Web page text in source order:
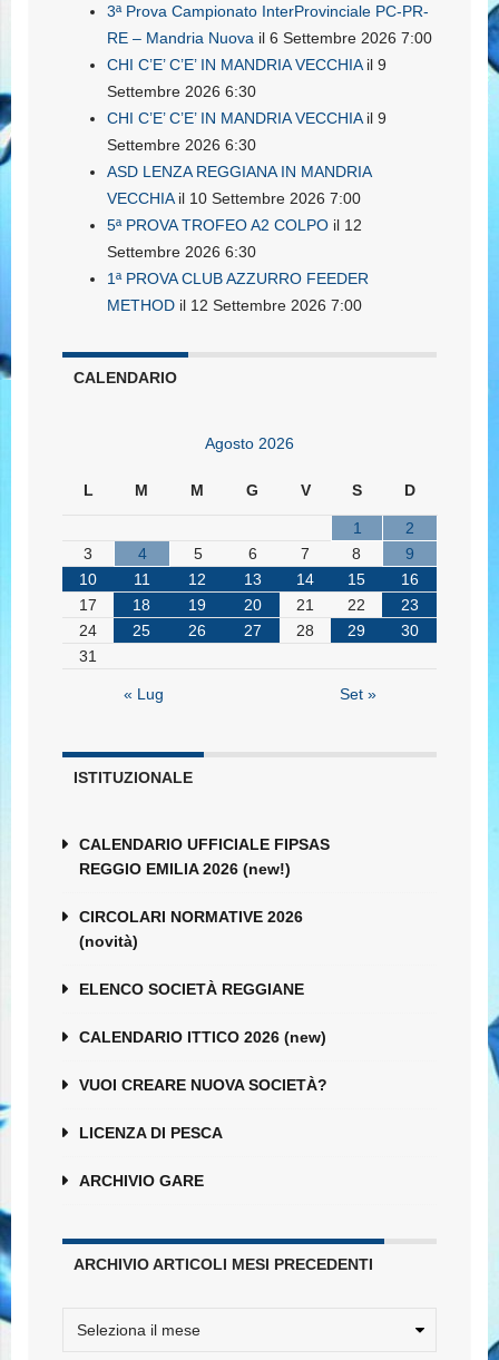
3ª Prova Campionato InterProvinciale PC-PR-
RE – Mandria Nuova il 6 Settembre 2026 7:00
CHI C’E’ C’E’ IN MANDRIA VECCHIAil 9
Settembre 2026 6:30
CHI C’E’ C’E’ IN MANDRIA VECCHIAil 9
Settembre 2026 6:30
ASD LENZA REGGIANA IN MANDRIA
VECCHIAil 10 Settembre 2026 7:00
5ª PROVA TROFEO A2 COLPO il 12
Settembre 2026 6:30
1ª PROVA CLUB AZZURRO FEEDER
METHOD il 12 Settembre 2026 7:00
CALENDARIO
Agosto 2026
L M M G V S D
1
2
3
4 5 6 7 8
9
10
11 12 13 14 15
16
17
18 19 20 21 22
23
24
25 26 27 28 29
30
31
« Lug Set »
ISTITUZIONALE
CALENDARIO UFFICIALE FIPSAS
REGGIO EMILIA 2026 (new!)
CIRCOLARI NORMATIVE 2026
(novità)
ELENCO SOCIETÀ REGGIANE
CALENDARIO ITTICO 2026 (new)
VUOI CREARE NUOVA SOCIETÀ?
LICENZA DI PESCA
ARCHIVIO GARE
ARCHIVIO ARTICOLI MESI PRECEDENTI